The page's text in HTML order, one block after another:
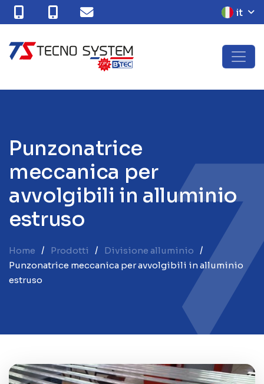
it
Punzonatrice
meccanica per
avvolgibili in alluminio
estruso
Home Prodotti
Divisione alluminio
Punzonatrice meccanica per avvolgibili in alluminio
estruso